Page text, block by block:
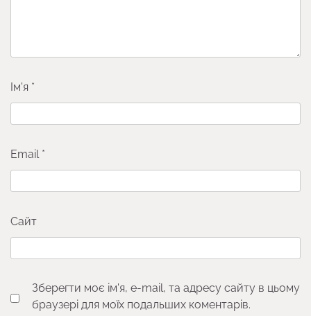
Ім'я *
Email *
Сайт
Зберегти моє ім'я, e-mail, та адресу сайту в цьому
браузері для моїх подальших коментарів.